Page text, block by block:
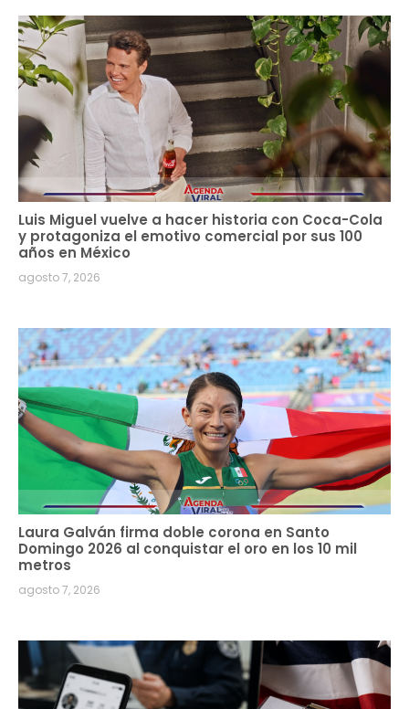
Luis Miguel vuelve a hacer historia con Coca-Cola
y protagoniza el emotivo comercial por sus 100
años en México
agosto 7, 2026
Laura Galván firma doble corona en Santo
Domingo 2026 al conquistar el oro en los 10 mil
metros
agosto 7, 2026